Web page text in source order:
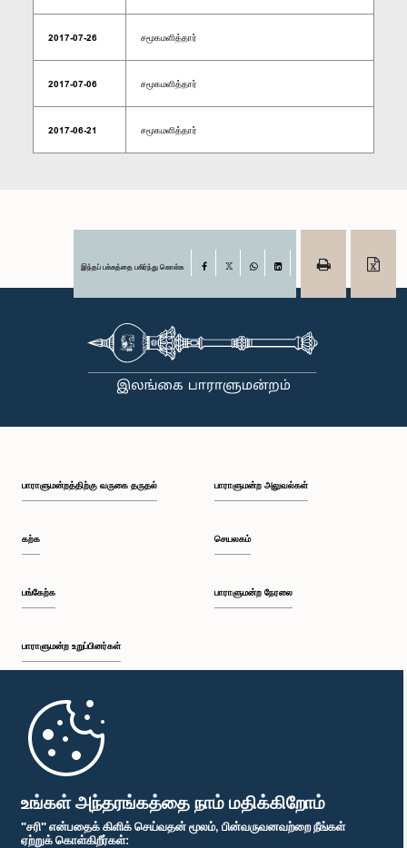
உங்கள் அந்தரங்கத்தை நாம் மதிக்கிறோம்
"சரி" என்பதைக் கிளிக் செய்வதன் மூலம், பின்வருவனவற்றை நீங்கள்
ஏற்றுக் கொள்கிறீர்கள்:
2017-07-26 சமூகமளித்தார்
2017-07-06 சமூகமளித்தார்
2017-06-21 சமூகமளித்தார்
இந்தப் பக்கத்தை பகிர்ந்து கொள்க Facebook
பாராளுமன்றத்திற்கு வருகை தருதல்
கற்க
பங்கேற்க
பாராளுமன்ற உறுப்பினர்கள்
முதற்பக்கம்
பாராளுமன்ற அலுவல்கள்
செயலகம்
பாராளுமன்ற நேரலை
பாராளுமன்ற கையடக்க செயலி